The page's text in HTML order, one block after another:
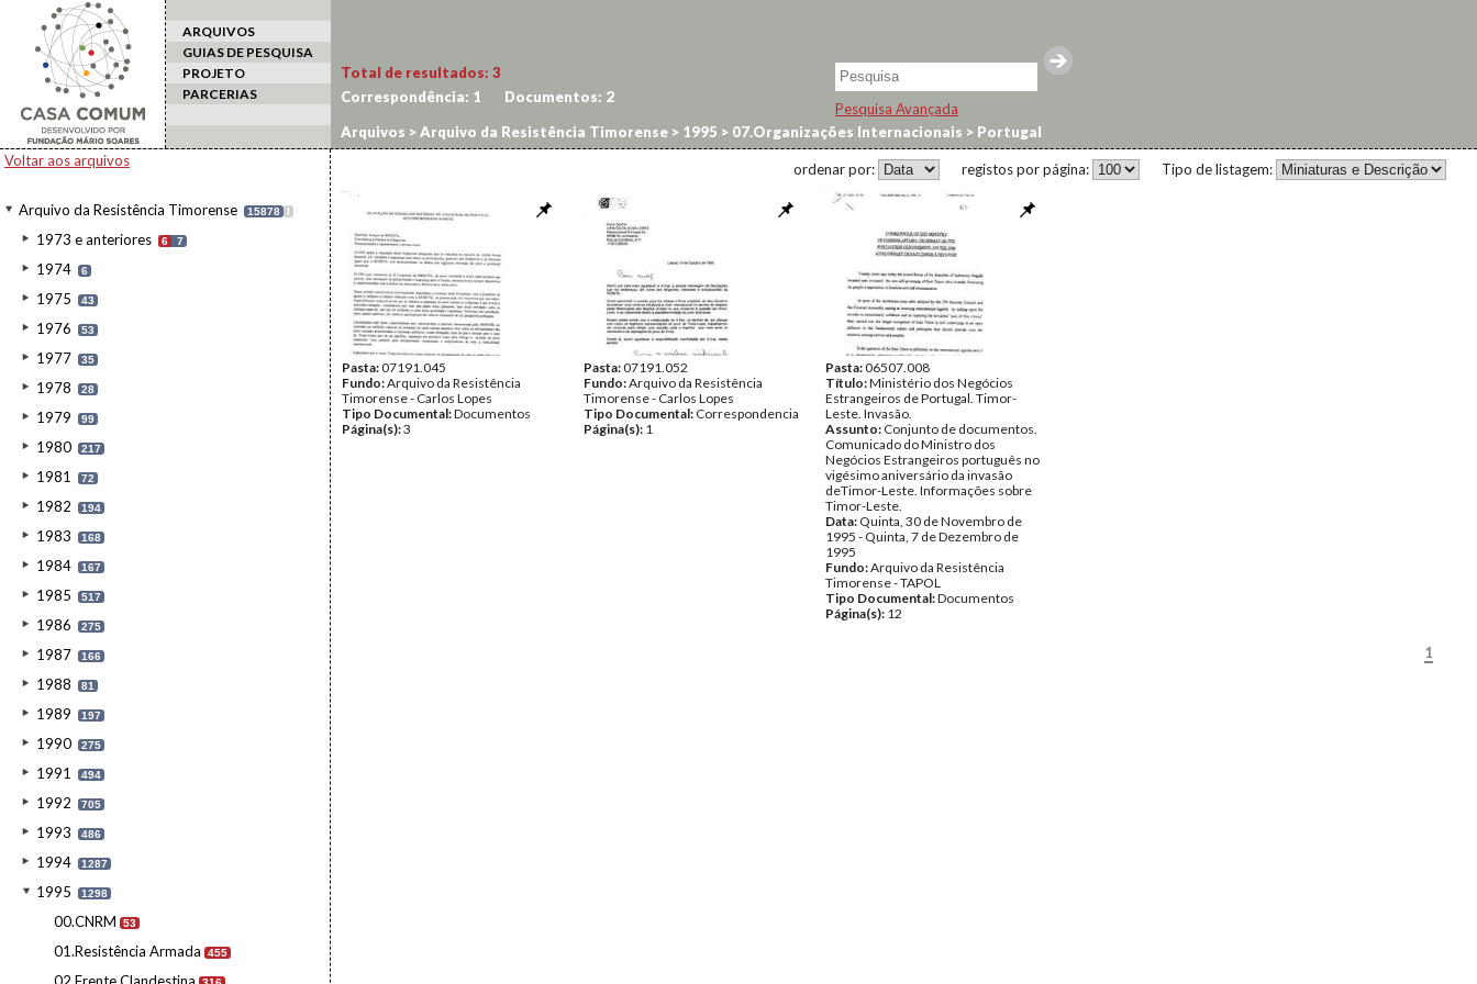
ARQUIVOS
GUIAS DE PESQUISA
PROJETO
PARCERIAS
Pesquisa Avançada
Voltar aos arquivos
Arquivo da Resistência Timorense 15878 I
1973 e anteriores 6 7
1974 6
1975 43
1976 53
1977 35
1978 28
1979 99
1980 217
1981 72
1982 194
1983 168
1984 167
1985 517
1986 275
1987 166
1988 81
1989 197
1990 275
1991 494
1992 705
1993 486
1994 1287
1995 1298
00.CNRM 53
01.Resistência Armada 455
Total de resultados: 3
Correspondência: 1 Documentos: 2
Arquivos >Arquivo da Resistência Timorense > 1995 > 07.Organizações Internacionais > Portugal
Tipo de listagem:
registos por página:
ordenar por:
Pasta:07191.045
Fundo:Arquivo da Resistência
Timorense - Carlos Lopes
Tipo Documental:Documentos
Página(s):3
Pasta:07191.052
Fundo:Arquivo da Resistência
Timorense - Carlos Lopes
Tipo Documental: Correspondencia
Página(s): 1
Pasta:06507.008
Título:Ministério dos Negócios
Estrangeiros de Portugal. Timor-
Leste. Invasão.
Assunto: Conjunto de documentos.
Comunicado do Ministro dos
Negócios Estrangeiros português no
vigésimo aniversário da invasão
deTimor-Leste. Informações sobre
Timor-Leste.
Data: Quinta, 30 de Novembro de
1995 - Quinta, 7 de Dezembro de
1995
Fundo:Arquivo da Resistência
Timorense - TAPOL
Tipo Documental:Documentos
Página(s): 12
1